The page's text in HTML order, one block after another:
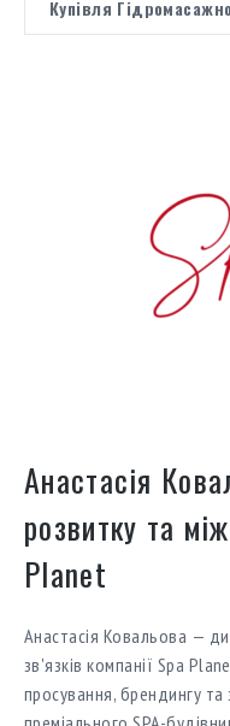
Купівля
Анастасія
розвитку та
Planet
Анастасія Ковальова —
зв'язків компанії Spa
просування, брендингу та